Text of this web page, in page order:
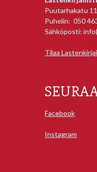
Puutarhakatu
Puhelin: 050
Sähköposti:
Tilaa
Facebook
Instagram